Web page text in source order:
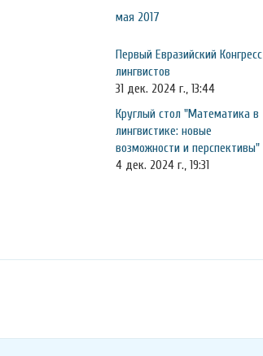
мая 2017
Первый Евразийский Конгресс
лингвистов
31 дек. 2024 г., 13:44
Круглый стол "Математика в
лингвистике: новые
возможности и перспективы"
4 дек. 2024 г., 19:31